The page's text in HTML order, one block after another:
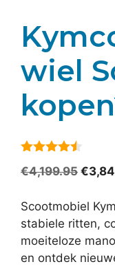
wiel
€4,199.95
was:
€
Scootmobiel
stabiele ritten,
moeiteloze
en ontdek